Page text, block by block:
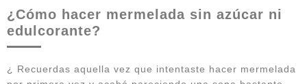
¿Cómo hacer mermelada sin azúcar ni
edulcorante?
¿ Recuerdas aquella vez que intentaste hacer mermelada